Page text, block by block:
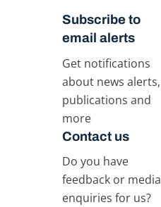
Subscribe to
email alerts
Get notifications
about news alerts,
publications and
more
Contact us
Do you have
feedback or media
enquiries for us?